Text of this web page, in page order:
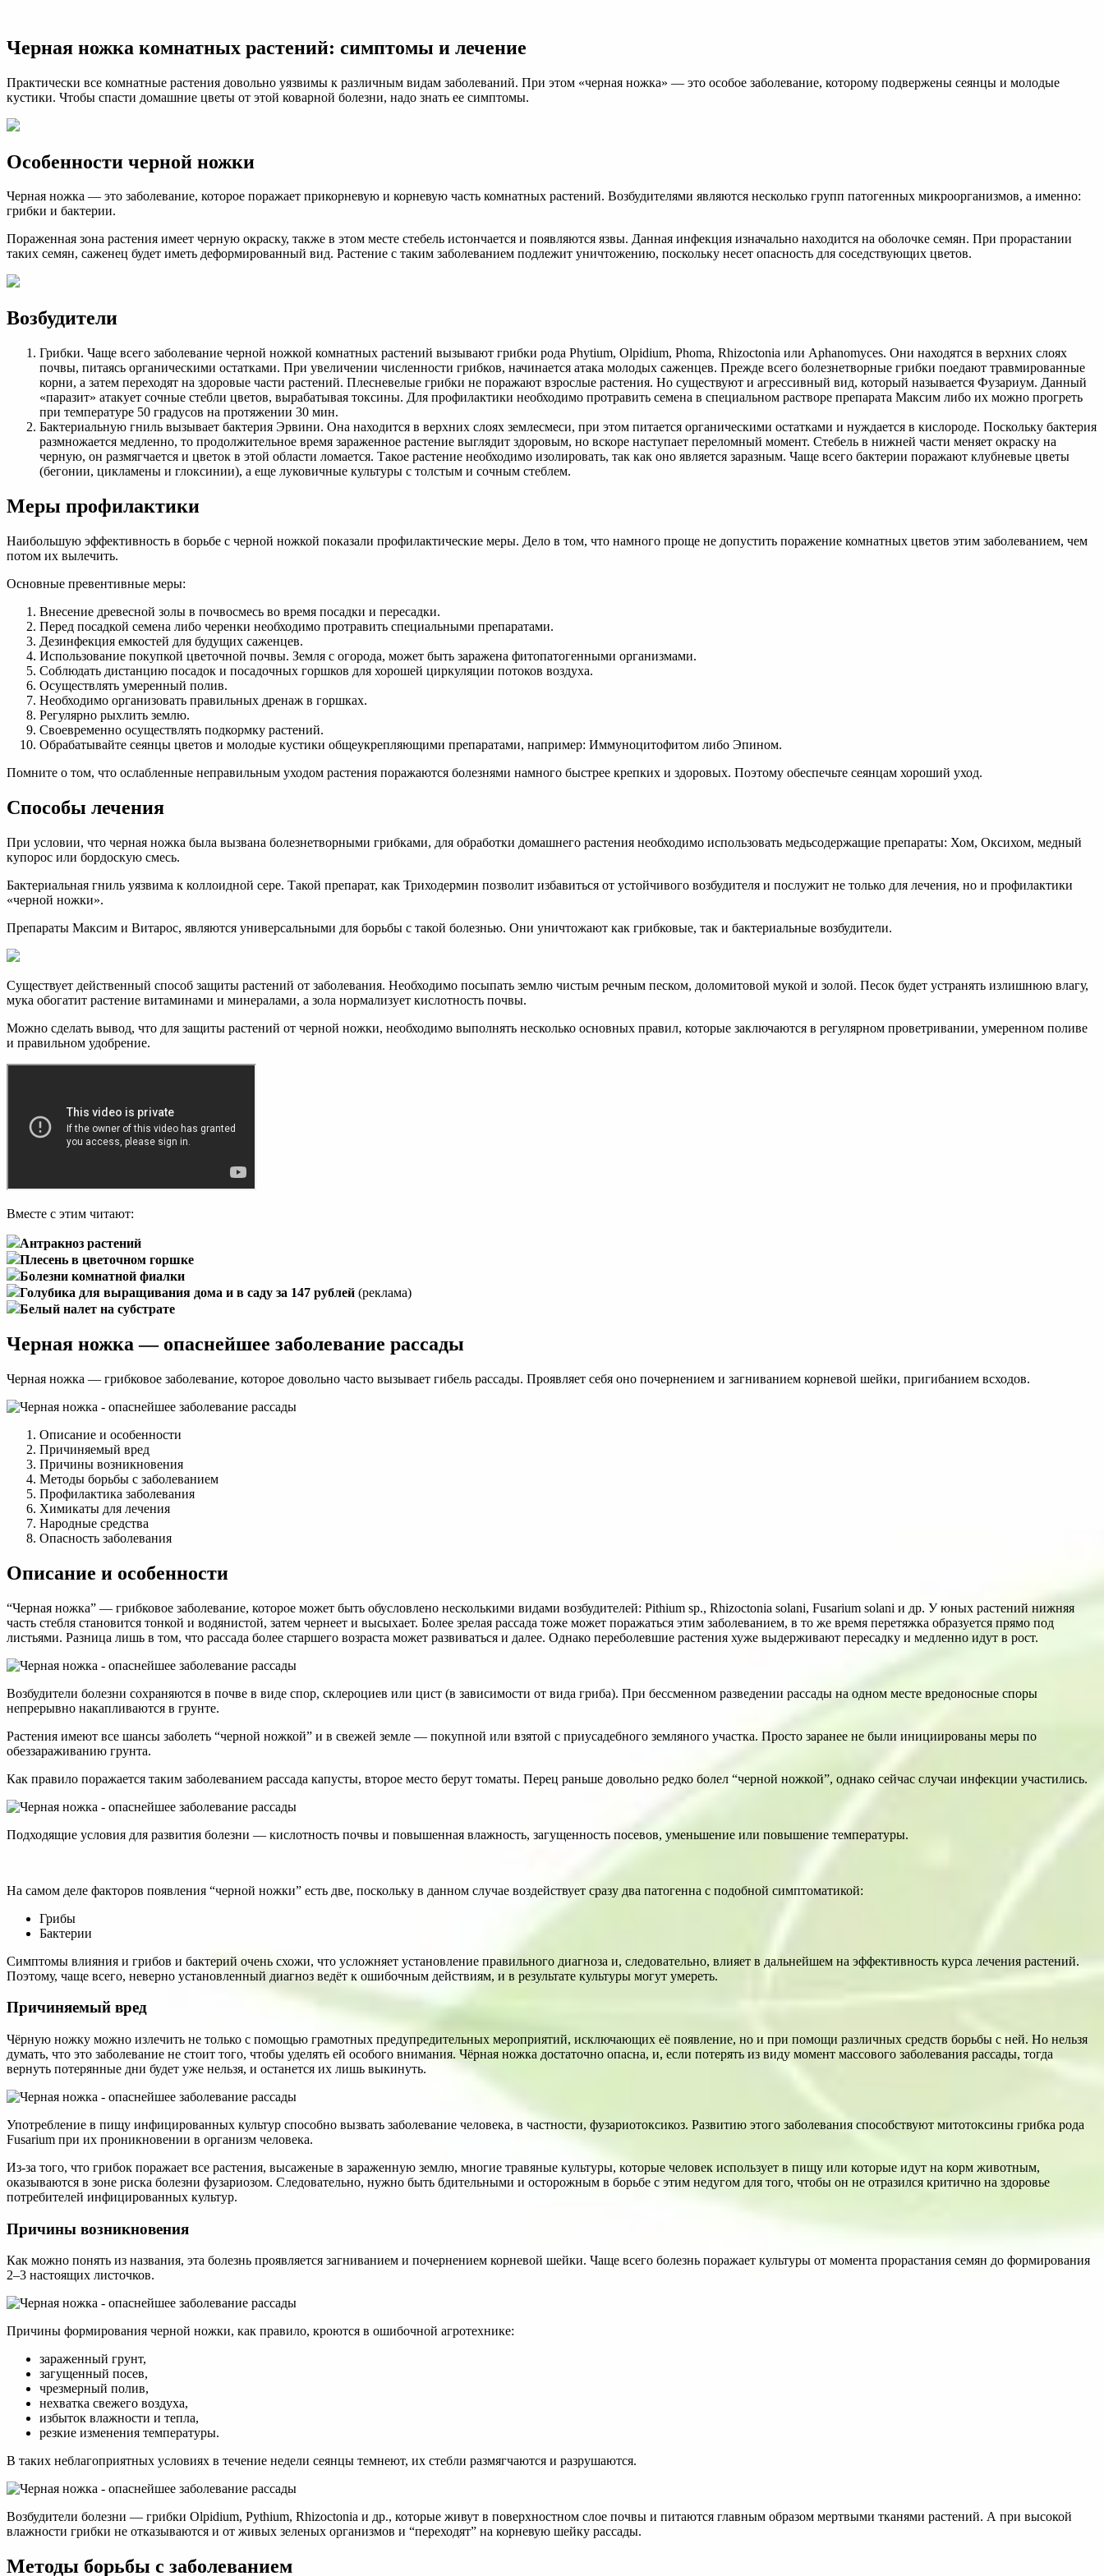
растений:
и
лечение
Черная ножка комнатных растений: симптомы и лечение
Практически все комнатные растения довольно уязвимы к различным видам заболеваний. При этом «черная ножка» ― это особое заболевание, которому подвержены сеянцы и молодые
кустики. Чтобы спасти домашние цветы от этой коварной болезни, надо знать ее симптомы.
Особенности черной ножки
Черная ножка ― это заболевание, которое поражает прикорневую и корневую часть комнатных растений. Возбудителями являются несколько групп патогенных микроорганизмов, а именно:
грибки и бактерии.
Пораженная зона растения имеет черную окраску, также в этом месте стебель истончается и появляются язвы. Данная инфекция изначально находится на оболочке семян. При прорастании
таких семян, саженец будет иметь деформированный вид. Растение с таким заболеванием подлежит уничтожению, поскольку несет опасность для соседствующих цветов.
Возбудители
Грибки. Чаще всего заболевание черной ножкой комнатных растений вызывают грибки рода Phytium, Olpidium, Phoma, Rhizoctonia или Aphanomyces. Они находятся в верхних слоях
почвы, питаясь органическими остатками. При увеличении численности грибков, начинается атака молодых саженцев. Прежде всего болезнетворные грибки поедают травмированные
корни, а затем переходят на здоровые части растений. Плесневелые грибки не поражают взрослые растения. Но существуют и агрессивный вид, который называется Фузариум. Данный
«паразит» атакует сочные стебли цветов, вырабатывая токсины. Для профилактики необходимо протравить семена в специальном растворе препарата Максим либо их можно прогреть
при температуре 50 градусов на протяжении 30 мин.
Бактериальную гниль вызывает бактерия Эрвини. Она находится в верхних слоях землесмеси, при этом питается органическими остатками и нуждается в кислороде. Поскольку бактерия
размножается медленно, то продолжительное время зараженное растение выглядит здоровым, но вскоре наступает переломный момент. Стебель в нижней части меняет окраску на
черную, он размягчается и цветок в этой области ломается. Такое растение необходимо изолировать, так как оно является заразным. Чаще всего бактерии поражают клубневые цветы
(бегонии, цикламены и глоксинии), а еще луковичные культуры с толстым и сочным стеблем.
Меры профилактики
Наибольшую эффективность в борьбе с черной ножкой показали профилактические меры. Дело в том, что намного проще не допустить поражение комнатных цветов этим заболеванием, чем
потом их вылечить.
Основные превентивные меры:
Внесение древесной золы в почвосмесь во время посадки и пересадки.
Перед посадкой семена либо черенки необходимо протравить специальными препаратами.
Дезинфекция емкостей для будущих саженцев.
Использование покупкой цветочной почвы. Земля с огорода, может быть заражена фитопатогенными организмами.
Соблюдать дистанцию посадок и посадочных горшков для хорошей циркуляции потоков воздуха.
Осуществлять умеренный полив.
Необходимо организовать правильных дренаж в горшках.
Регулярно рыхлить землю.
Своевременно осуществлять подкормку растений.
Обрабатывайте сеянцы цветов и молодые кустики общеукрепляющими препаратами, например: Иммуноцитофитом либо Эпином.
Помните о том, что ослабленные неправильным уходом растения поражаются болезнями намного быстрее крепких и здоровых. Поэтому обеспечьте сеянцам хороший уход.
Способы лечения
При условии, что черная ножка была вызвана болезнетворными грибками, для обработки домашнего растения необходимо использовать медьсодержащие препараты: Хом, Оксихом, медный
купорос или бордоскую смесь.
Бактериальная гниль уязвима к коллоидной сере. Такой препарат, как Триходермин позволит избавиться от устойчивого возбудителя и послужит не только для лечения, но и профилактики
«черной ножки».
Препараты Максим и Витарос, являются универсальными для борьбы с такой болезнью. Они уничтожают как грибковые, так и бактериальные возбудители.
Существует действенный способ защиты растений от заболевания. Необходимо посыпать землю чистым речным песком, доломитовой мукой и золой. Песок будет устранять излишнюю влагу,
мука обогатит растение витаминами и минералами, а зола нормализует кислотность почвы.
Можно сделать вывод, что для защиты растений от черной ножки, необходимо выполнять несколько основных правил, которые заключаются в регулярном проветривании, умеренном поливе
и правильном удобрение.
Вместе с этим читают:
Антракноз растений
Плесень в цветочном горшке
Болезни комнатной фиалки
Голубика для выращивания дома и в саду за 147 рублей (реклама)
Белый налет на субстрате
Черная ножка — опаснейшее заболевание рассады
Черная ножка — грибковое заболевание, которое довольно часто вызывает гибель рассады. Проявляет себя оно почернением и загниванием корневой шейки, пригибанием всходов.
Описание и особенности
Причиняемый вред
Причины возникновения
Методы борьбы с заболеванием
Профилактика заболевания
Химикаты для лечения
Народные средства
Опасность заболевания
Описание и особенности
“Черная ножка” — грибковое заболевание, которое может быть обусловлено несколькими видами возбудителей: Pithi­um sp., Rhi­zoc­to­nia solani, Fusar­i­um solani и др. У юных растений нижняя
часть стебля становится тонкой и водянистой, затем чернеет и высыхает. Более зрелая рассада тоже может поражаться этим заболеванием, в то же время перетяжка образуется прямо под
листьями. Разница лишь в том, что рассада более старшего возраста может развиваться и далее. Однако переболевшие растения хуже выдерживают пересадку и медленно идут в рост.
Возбудители болезни сохраняются в почве в виде спор, склероциев или цист (в зависимости от вида гриба). При бессменном разведении рассады на одном месте вредоносные споры
непрерывно накапливаются в грунте.
Растения имеют все шансы заболеть “черной ножкой” и в свежей земле — покупной или взятой с приусадебного земляного участка. Просто заранее не были инициированы меры по
обеззараживанию грунта.
Как правило поражается таким заболеванием рассада капусты, второе место берут томаты. Перец раньше довольно редко болел “черной ножкой”, однако сейчас случаи инфекции участились.
Подходящие условия для развития болезни — кислотность почвы и повышенная влажность, загущенность посевов, уменьшение или повышение температуры.
На самом деле факторов появления “черной ножки” есть две, поскольку в данном случае воздействует сразу два патогенна с подобной симптоматикой:
Грибы
Бактерии
Симптомы влияния и грибов и бактерий очень схожи, что усложняет установление правильного диагноза и, следовательно, влияет в дальнейшем на эффективность курса лечения растений.
Поэтому, чаще всего, неверно установленный диагноз ведёт к ошибочным действиям, и в результате культуры могут умереть.
Причиняемый вред
Чёрную ножку можно излечить не только с помощью грамотных предупредительных мероприятий, исключающих её появление, но и при помощи различных средств борьбы с ней. Но нельзя
думать, что это заболевание не стоит того, чтобы уделять ей особого внимания. Чёрная ножка достаточно опасна, и, если потерять из виду момент массового заболевания рассады, тогда
вернуть потерянные дни будет уже нельзя, и останется их лишь выкинуть.
Употребление в пищу инфицированных культур способно вызвать заболевание человека, в частности, фузариотоксикоз. Развитию этого заболевания способствуют митотоксины грибка рода
Fusar­i­um при их проникновении в организм человека.
Из-за того, что грибок поражает все растения, высаженые в зараженную землю, многие травяные культуры, которые человек использует в пищу или которые идут на корм животным,
оказываются в зоне риска болезни фузариозом. Следовательно, нужно быть бдительными и осторожным в борьбе с этим недугом для того, чтобы он не отразился критично на здоровье
потребителей инфицированных культур.
Причины возникновения
Как можно понять из названия, эта болезнь проявляется загниванием и почернением корневой шейки. Чаще всего болезнь поражает культуры от момента прорастания семян до формирования
2–3 настоящих листочков.
Причины формирования черной ножки, как правило, кроются в ошибочной агротехнике:
зараженный грунт,
загущенный посев,
чрезмерный полив,
нехватка свежего воздуха,
избыток влажности и тепла,
резкие изменения температуры.
В таких неблагоприятных условиях в течение недели сеянцы темнеют, их стебли размягчаются и разрушаются.
Возбудители болезни — грибки Olpid­i­um, Pythi­um, Rhi­zoc­to­nia и др., которые живут в поверхностном слое почвы и питаются главным образом мертвыми тканями растений. А при высокой
влажности грибки не отказываются и от живых зеленых организмов и “переходят” на корневую шейку рассады.
Методы борьбы с заболеванием